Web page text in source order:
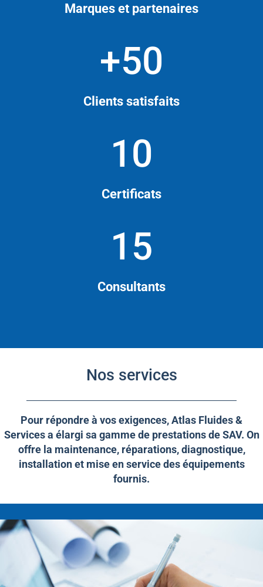
Marques et partenaires
+50
Clients satisfaits
10
Certificats
15
Consultants
Nos services
Pour répondre à vos exigences, Atlas Fluides &
Services a élargi sa gamme de prestations de SAV. On
offre la maintenance, réparations, diagnostique,
installation et mise en service des équipements
fournis.